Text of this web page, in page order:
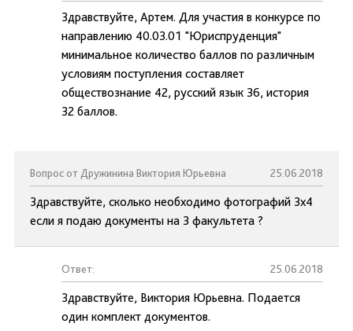
Здравствуйте, Артем. Для участия в конкурсе по
направлению 40.03.01 "Юриспруденция"
минимальное количество баллов по различным
условиям поступления составляет
обществознание 42, русский язык 36, история
32 баллов.
Вопрос от Дружинина Виктория Юрьевна 25.06.2018
Здравствуйте, сколько необходимо фотографий 3х4
если я подаю документы на 3 факультета ?
Ответ: 25.06.2018
Здравствуйте, Виктория Юрьевна. Подается
один комплект документов.